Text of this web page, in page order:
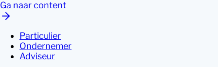
Ga naar content
Particulier
Ondernemer
Adviseur